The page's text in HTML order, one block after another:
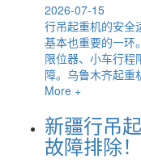
2026-07-15
行吊起重机的安全
基本也重要的一环
限位器、小车行程
障。乌鲁木齐起重
More +
新疆行吊
故障排除！